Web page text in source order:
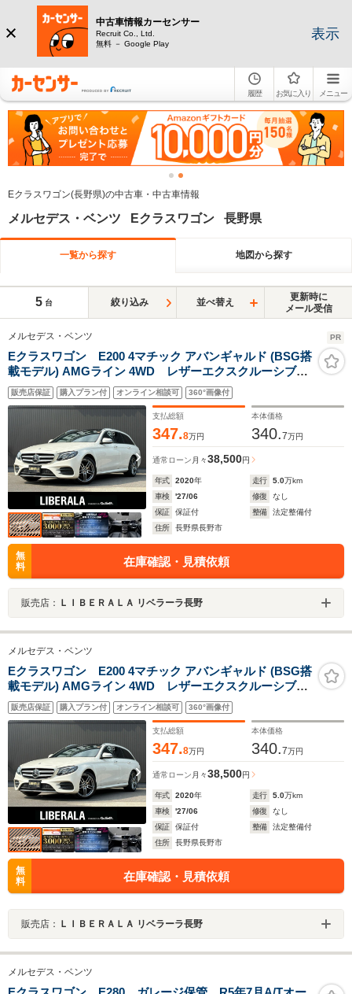
中古車情報カーセンサー
Recruit Co., Ltd.
無料 － Google Play
表示
履歴 お気に入り メニュー
Eクラスワゴン(長野県)の中古車・中古車情報
メルセデス・ベンツ Eクラスワゴン 長野県
一覧から探す 地図から探す
5 台 絞り込み 並べ替え
更新時に
メール受信
メルセデス・ベンツ PR
Eクラスワゴン E200 4マチック アバンギャルド (BSG搭
載モデル) AMGライン 4WD レザーエクスクルーシブパ
ッケージ ナッパレザーシート Burmesterサウンド パノラ
ミックスライディングルーフ シートヒーター HUD エア
バランスパッケージ レーダーセーフティパッケージ LKA
BSM ACC 純正ナビ
販売店保証 購入プラン付 オンライン相談可 360°画像付
支払総額
347.8万円
本体価格
340.7万円
通常ローン 月々38,500円
年式 2020年 走行 5.0万km
車検
'27/06 修復
なし
保証
保証付 整備
法定整備付
住所
長野県長野市
無
料
在庫確認・見積依頼
販売店： ＬＩＢＥＲＡＬＡ リベラーラ長野
メルセデス・ベンツ
Eクラスワゴン E200 4マチック アバンギャルド (BSG搭
載モデル) AMGライン 4WD レザーエクスクルーシブパ
ッケージ ナッパレザーシート Burmesterサウンド パノラ
ミックスライディングルーフ シートヒーター HUD エア
バランスパッケージ レーダーセーフティパッケージ LKA
BSM ACC 純正ナビ
販売店保証 購入プラン付 オンライン相談可 360°画像付
支払総額
347.8万円
本体価格
340.7万円
通常ローン 月々38,500円
年式 2020年 走行 5.0万km
車検
'27/06 修復
なし
保証
保証付 整備
法定整備付
住所
長野県長野市
無
料
在庫確認・見積依頼
販売店： ＬＩＢＥＲＡＬＡ リベラーラ長野
メルセデス・ベンツ